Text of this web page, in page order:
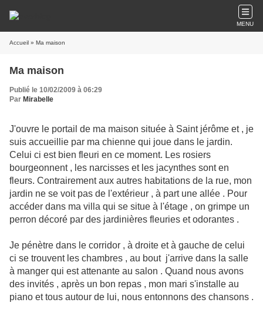
MENU
Accueil » Ma maison
Ma maison
Publié le 10/02/2009 à 06:29
Par Mirabelle
J'ouvre le portail de ma maison située à Saint jérôme et , je
suis accueillie par ma chienne qui joue dans le jardin.
Celui ci est bien fleuri en ce moment. Les rosiers
bourgeonnent , les narcisses et les jacynthes sont en
fleurs. Contrairement aux autres habitations de la rue, mon
jardin ne se voit pas de l'extérieur , à part une allée . Pour
accéder dans ma villa qui se situe à l'étage , on grimpe un
perron décoré par des jardinières fleuries et odorantes .
Je pénètre dans le corridor , à droite et à gauche de celui
ci se trouvent les chambres , au bout j'arrive dans la salle
à manger qui est attenante au salon . Quand nous avons
des invités , après un bon repas , mon mari s'installe au
piano et tous autour de lui, nous entonnons des chansons .